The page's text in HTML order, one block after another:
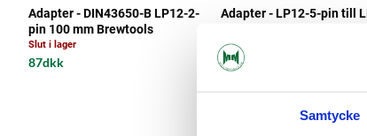
Samtycke
Adapter - DIN43650-B LP12-2-
pin 100 mm Brewtools
Slut i lager
87dkk
Adapter - LP12-5-pin till
87dkk